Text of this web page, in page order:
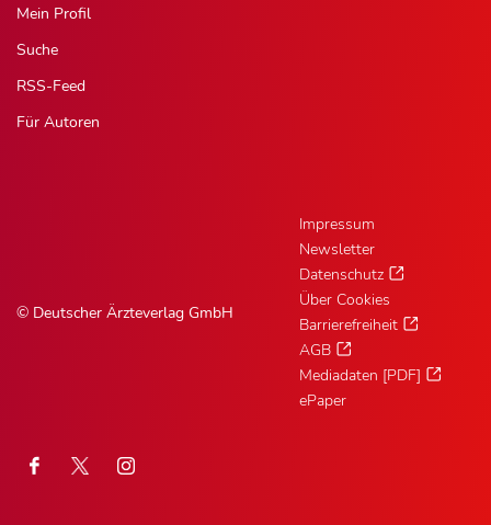
Mein Profil
Suche
RSS-Feed
Für Autoren
© Deutscher Ärzteverlag GmbH
Impressum
Newsletter
Datenschutz
Über Cookies
Barrierefreiheit
AGB
Mediadaten [PDF]
ePaper